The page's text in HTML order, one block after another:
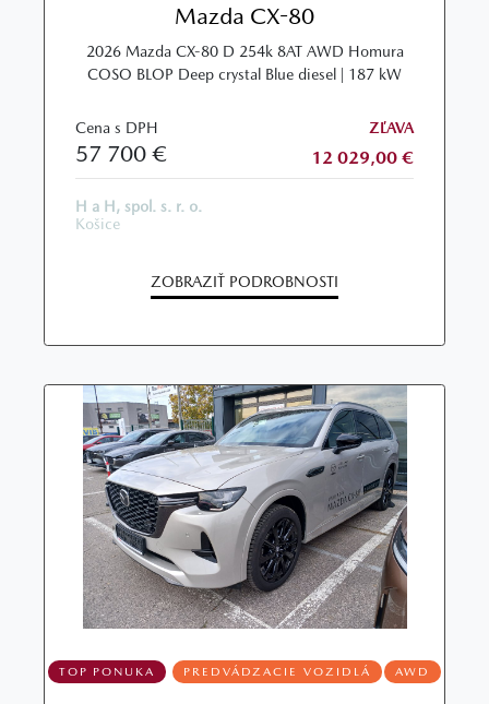
Mazda CX-80
2026 Mazda CX-80 D 254k 8AT AWD Homura
COSO BLOP Deep crystal Blue diesel | 187 kW
Cena s DPH
57 700 €
ZĽAVA
12 029,00 €
H a H, spol. s. r. o.
Košice
ZOBRAZIŤ PODROBNOSTI
TOP PONUKA PREDVÁDZACIE VOZIDLÁ AWD